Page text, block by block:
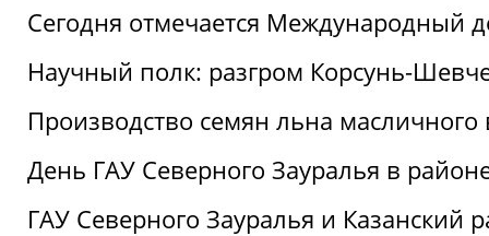
Сегодня отмечается Международный
Научный полк: разгром Корсунь-
Производство семян льна
День ГАУ Северного Зауралья в
ГАУ Северного Зауралья и Казанский